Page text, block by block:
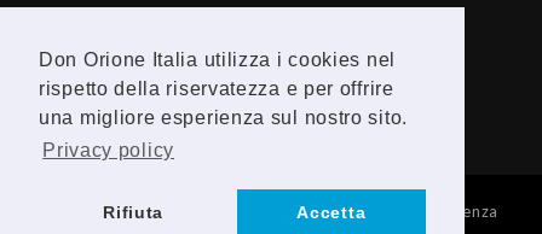
Don Orione Italia utilizza i cookies nel
rispetto della riservatezza e per offrire
una migliore esperienza sul nostro sito.
Privacy policy
Rifiuta Accetta
F
Y
o
t
© 2026 Provincia Religiosa Madre della Divina Provvidenza